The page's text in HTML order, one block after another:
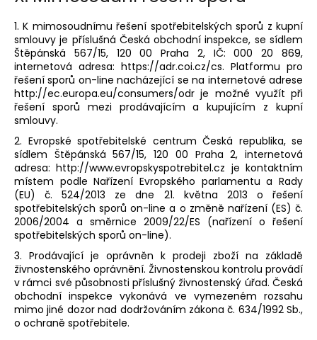
1. K mimosoudnímu řešení spotřebitelských sporů z kupní
smlouvy je příslušná Česká obchodní inspekce, se sídlem
Štěpánská 567/15, 120 00 Praha 2, IČ: 000 20 869,
internetová adresa: https://adr.coi.cz/cs. Platformu pro
řešení sporů on-line nacházející se na internetové adrese
http://ec.europa.eu/consumers/odr je možné využít při
řešení sporů mezi prodávajícím a kupujícím z kupní
smlouvy.
2. Evropské spotřebitelské centrum Česká republika, se
sídlem Štěpánská 567/15, 120 00 Praha 2, internetová
adresa: http://www.evropskyspotrebitel.cz je kontaktním
místem podle Nařízení Evropského parlamentu a Rady
(EU) č. 524/2013 ze dne 21. května 2013 o řešení
spotřebitelských sporů on-line a o změně nařízení (ES) č.
2006/2004 a směrnice 2009/22/ES (nařízení o řešení
spotřebitelských sporů on-line).
3. Prodávající je oprávněn k prodeji zboží na základě
živnostenského oprávnění. Živnostenskou kontrolu provádí
v rámci své působnosti příslušný živnostenský úřad. Česká
obchodní inspekce vykonává ve vymezeném rozsahu
mimo jiné dozor nad dodržováním zákona č. 634/1992 Sb.,
o ochraně spotřebitele.